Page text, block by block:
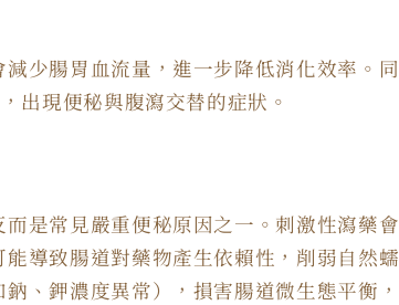
少腸胃血流量，進一步降低消化效率。同
出現便秘與腹瀉交替的症狀。
是常見嚴重便秘原因之一。刺激性瀉藥會
導致腸道對藥物產生依賴性，削弱自然蠕
、鉀濃度異常），損害腸道微生態平衡，